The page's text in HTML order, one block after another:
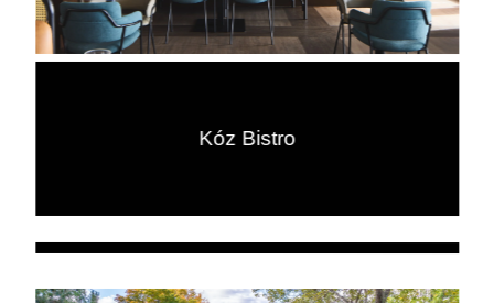
Kóz Bistro